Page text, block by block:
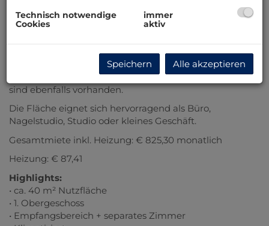
Empfangsbereich sowie ein separates Zimmer, ideal als
Dank Klimaanlage sowie Dach- und Normalfenstern
bietet der Geschäftsraum eine helle und angenehme
Atmosphäre. Eine kleine Küche sowie ein separates WC
sind ebenfalls vorhanden.
Die Fläche eignet sich hervorragend als Büro,
Nagelstudio, Studio oder kleines Geschäft.
Gesamtmiete inkl. Heizung: € 825,30 monatlich
Heizung: € 87,41
Highlights:
• ca. 40 m² Nutzfläche
• 1. Obergeschoss
• Empfangsbereich + separates Zimmer
Technisch notwendige
Cookies
immer
aktiv
Speichern Alle akzeptieren